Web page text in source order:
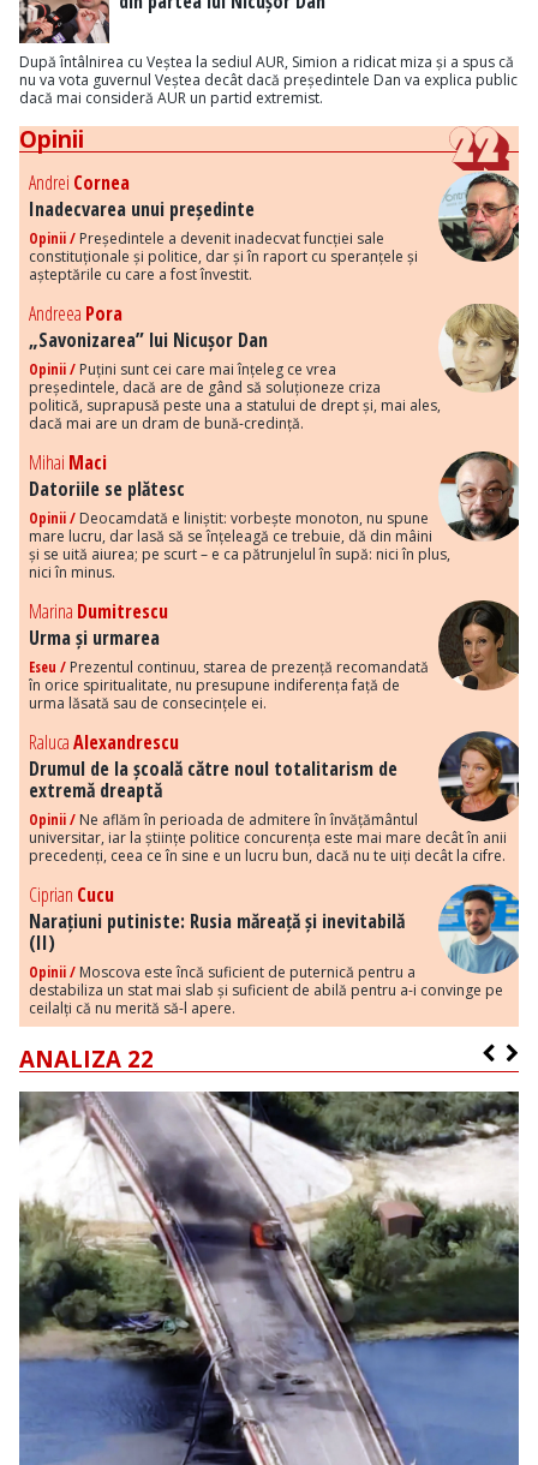
După întâlnirea cu Veștea la sediul AUR, Simion a ridicat miza și a spus că
nu va vota guvernul Veștea decât dacă președintele Dan va explica public
dacă mai consideră AUR un partid extremist.
Opinii
Andrei Cornea
Inadecvarea unui președinte
Opinii / Președintele a devenit inadecvat funcției sale
constituționale și politice, dar și în raport cu speranțele și
așteptările cu care a fost învestit.
Andreea Pora
„Savonizarea” lui Nicușor Dan
Opinii / Puțini sunt cei care mai înțeleg ce vrea
președintele, dacă are de gând să soluționeze criza
politică, suprapusă peste una a statului de drept și, mai ales,
dacă mai are un dram de bună-credință.
Mihai Maci
Datoriile se plătesc
Opinii / Deocamdată e liniștit: vorbește monoton, nu spune
mare lucru, dar lasă să se înțeleagă ce trebuie, dă din mâini
și se uită aiurea; pe scurt – e ca pătrunjelul în supă: nici în plus,
nici în minus.
Marina Dumitrescu
Urma și urmarea
Eseu / Prezentul continuu, starea de prezență recomandată
în orice spiritualitate, nu presupune indiferența față de
urma lăsată sau de consecințele ei.
RalucaAlexandrescu
Drumul de la școală către noul totalitarism de
extremă dreaptă
Opinii / Ne aflăm în perioada de admitere în învățământul
universitar, iar la științe politice concurența este mai mare decât în anii
precedenți, ceea ce în sine e un lucru bun, dacă nu te uiți decât la cifre.
Ciprian Cucu
Narațiuni putiniste: Rusia măreață și inevitabilă
(II)
Opinii / Moscova este încă suficient de puternică pentru a
destabiliza un stat mai slab și suficient de abilă pentru a-i convinge pe
ceilalți că nu merită să-l apere.
ANALIZA 22